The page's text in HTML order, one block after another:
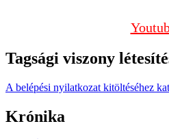
Tagsági viszony
A belépési nyilatkozat kitöltéséhez
Krónika